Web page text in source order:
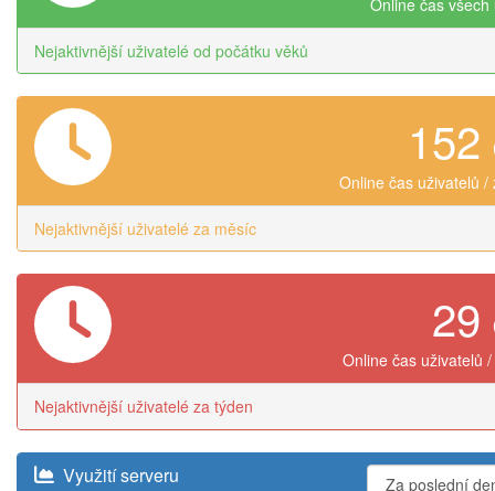
Nejaktivnější uživatelé od počátku věků
152
Online čas uživatelů /
Nejaktivnější uživatelé za měsíc
29
Online čas uživatelů
Nejaktivnější uživatelé za týden
Využití serveru